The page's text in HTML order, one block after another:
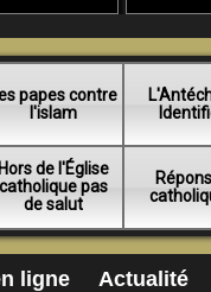
papes contre
l'islam
Hors de l'Église
catholique pas
de salut
ligne Actualité